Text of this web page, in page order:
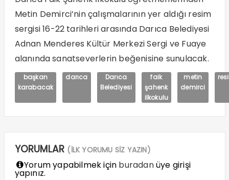
Metin Demirci’nin çalışmalarının yer aldığı resim
sergisi 16-22 tarihleri arasında Darıca Belediyesi
Adnan Menderes Kültür Merkezi Sergi ve Fuaye
alanında sanatseverlerin beğenisine sunulacak.
başkan
karabacak
darıca
Darıca
Belediyesi
faik
şahenk
ilkokulu
metin
demirci
YORUMLAR (İLK YORUMU SİZ YAZIN)
Yorum yapabilmek için buradanüye girişi
yapınız.